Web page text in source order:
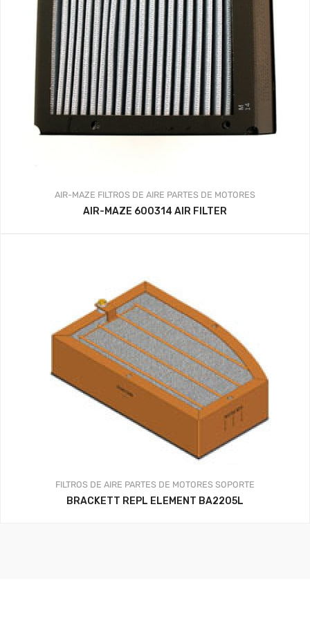
AIR-MAZE FILTROS DE AIRE PARTES DE MOTORES
AIR-MAZE 600314 AIR FILTER
FILTROS DE AIRE PARTES DE MOTORES SOPORTE
BRACKETT REPL ELEMENT BA2205L